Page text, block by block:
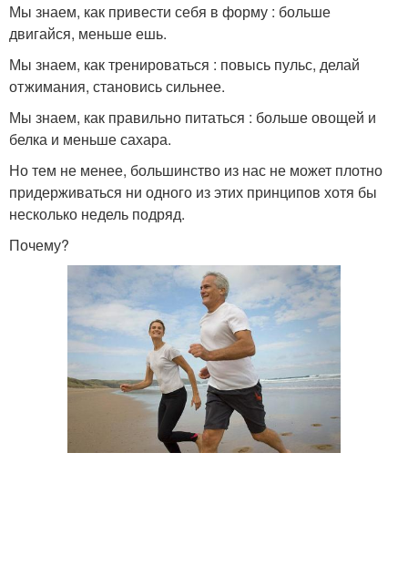
Мы знаем, как привести себя в форму : больше
двигайся, меньше ешь.
Мы знаем, как тренироваться : повысь пульс, делай
отжимания, становись сильнее.
Мы знаем, как правильно питаться : больше овощей и
белка и меньше сахара.
Но тем не менее, большинство из нас не может плотно
придерживаться ни одного из этих принципов хотя бы
несколько недель подряд.
Почему?